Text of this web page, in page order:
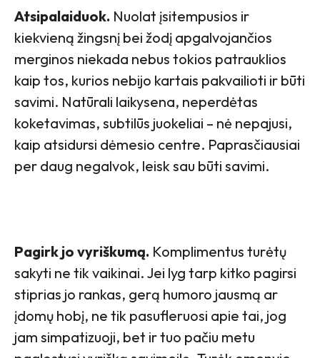
Atsipalaiduok. Nuolat įsitempusios ir
kiekvieną žingsnį bei žodį apgalvojančios
merginos niekada nebus tokios patrauklios
kaip tos, kurios nebijo kartais pakvailioti ir būti
savimi. Natūrali laikysena, neperdėtas
koketavimas, subtilūs juokeliai – nė nepajusi,
kaip atsidursi dėmesio centre. Paprasčiausiai
per daug negalvok, leisk sau būti savimi.
Pagirk jo vyriškumą. Komplimentus turėtų
sakyti ne tik vaikinai. Jei lyg tarp kitko pagirsi
stiprias jo rankas, gerą humoro jausmą ar
įdomų hobį, ne tik pasufleruosi apie tai, jog
jam simpatizuoji, bet ir tuo pačiu metu